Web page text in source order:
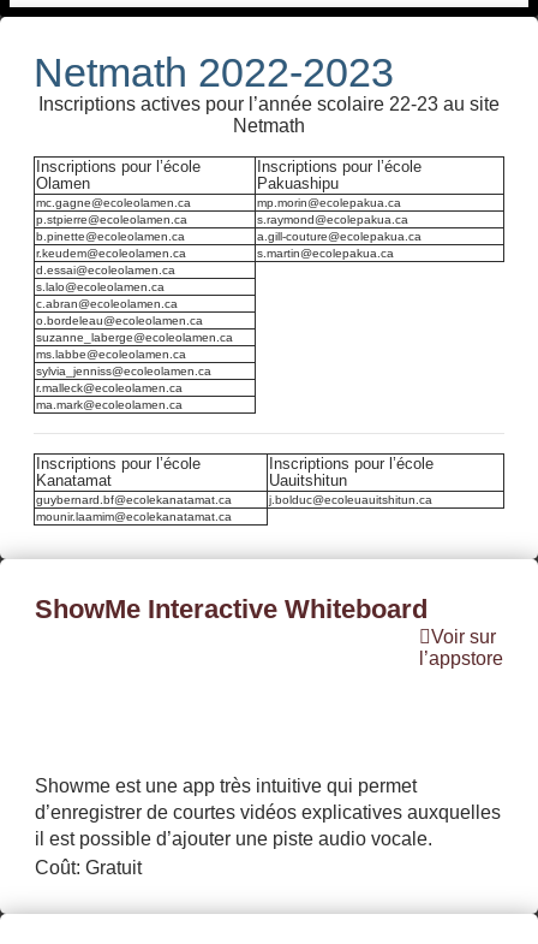
Netmath 2022-2023
Inscriptions actives pour l’année scolaire 22-23 au site
Netmath
Inscriptions pour l’école
Olamen
Inscriptions pour l’école
Pakuashipu
mc.gagne@ecoleolamen.ca
mp.morin@ecolepakua.ca
p.stpierre@ecoleolamen.ca
s.raymond@ecolepakua.ca
b.pinette@ecoleolamen.ca
a.gill-couture@ecolepakua.ca
r.keudem@ecoleolamen.ca
s.martin@ecolepakua.ca
d.essai@ecoleolamen.ca
s.lalo@ecoleolamen.ca
c.abran@ecoleolamen.ca
o.bordeleau@ecoleolamen.ca
suzanne_laberge@ecoleolamen.ca
ms.labbe@ecoleolamen.ca
sylvia_jenniss@ecoleolamen.ca
r.malleck@ecoleolamen.ca
ma.mark@ecoleolamen.ca
Inscriptions pour l’école
Kanatamat
Inscriptions pour l’école
Uauitshitun
guybernard.bf@ecolekanatamat.ca
j.bolduc@ecoleuauitshitun.ca
mounir.laamim@ecolekanatamat.ca
ShowMe Interactive Whiteboard
Voir sur
l’appstore
Showme est une app très intuitive qui permet
d’enregistrer de courtes vidéos explicatives auxquelles
il est possible d’ajouter une piste audio vocale.
Coût: Gratuit